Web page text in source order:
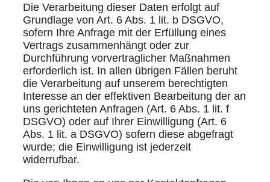
Die Verarbeitung dieser Daten erfolgt auf
Grundlage von Art. 6 Abs. 1 lit. b DSGVO,
sofern Ihre Anfrage mit der Erfüllung eines
Vertrags zusammenhängt oder zur
Durchführung vorvertraglicher Maßnahmen
erforderlich ist. In allen übrigen Fällen beruht
die Verarbeitung auf unserem berechtigten
Interesse an der effektiven Bearbeitung der an
uns gerichteten Anfragen (Art. 6 Abs. 1 lit. f
DSGVO) oder auf Ihrer Einwilligung (Art. 6
Abs. 1 lit. a DSGVO) sofern diese abgefragt
wurde; die Einwilligung ist jederzeit
widerrufbar.